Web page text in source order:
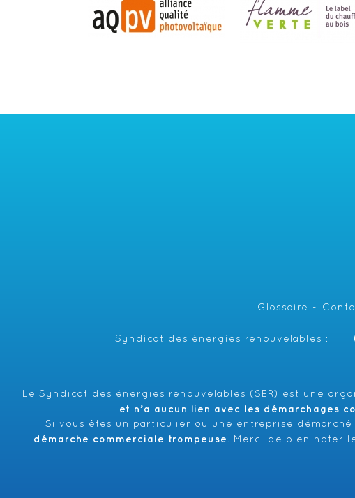
Glossaire
Syndicat des énergies renouvelables :
Le Syndicat des énergies renouvelables (SER) est une
et n’a aucun lien avec les démarchages
Si vous êtes un particulier ou une entreprise démarché
démarche commerciale trompeuse . Merci de bien noter